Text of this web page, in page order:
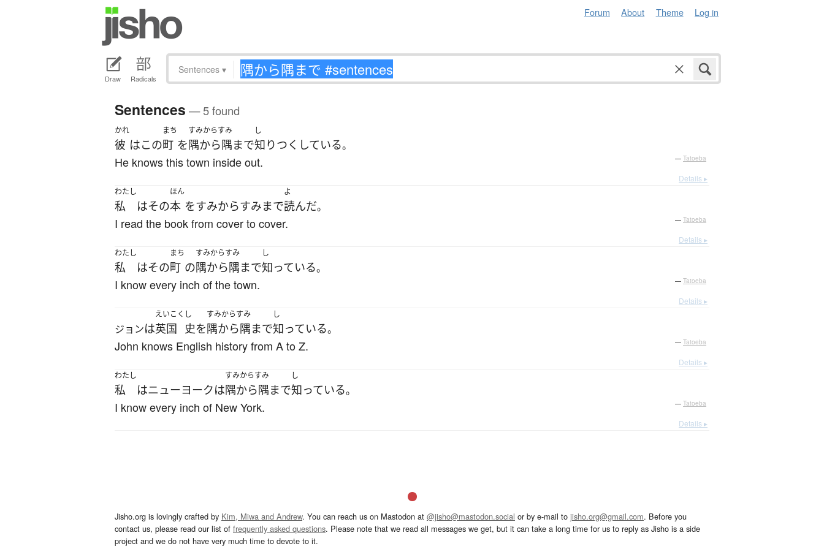
Forum About Theme Log in
Draw Radicals
Sentences ▾
Sentences — 5 found
かれ
彼 はこの
まち
町 を
すみからすみ
隅から隅まで
し
知りつくしている。
He knows this town inside out. — Tatoeba
Details ▸
わたし
私 はその
ほん
本 をすみからすみまで
よ
読んだ。
I read the book from cover to cover. — Tatoeba
Details ▸
わたし
私 はその
まち
町 の
すみからすみ
隅から隅まで
し
知っている。
I know every inch of the town. — Tatoeba
Details ▸
ジョンは
えいこく
英国
し
史を
すみからすみ
隅から隅まで
し
知っている。
John knows English history from A to Z. — Tatoeba
Details ▸
わたし
私 はニューヨークは
すみからすみ
隅から隅まで
し
知っている。
I know every inch of New York. — Tatoeba
Details ▸
Jisho.org is lovingly crafted by Kim, Miwa and Andrew. You can reach us on Mastodon at @jisho@mastodon.social or by e-mail to jisho.org@gmail.com. Before you
contact us, please read our list of frequently asked questions. Please note that we read all messages we get, but it can take a long time for us to reply as Jisho is a side
project and we do not have very much time to devote to it.